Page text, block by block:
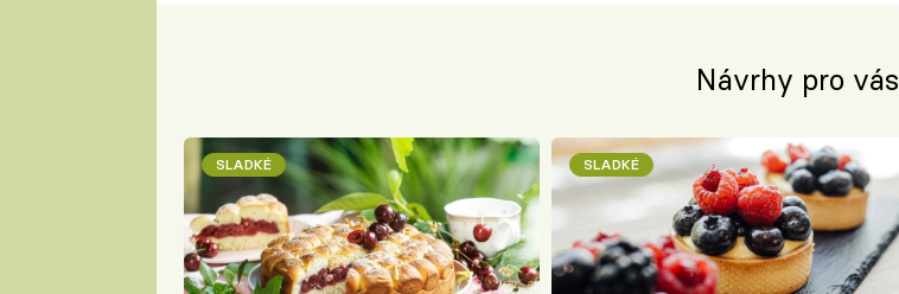
Návrhy pro vás
SLADKÉ SLADKÉ